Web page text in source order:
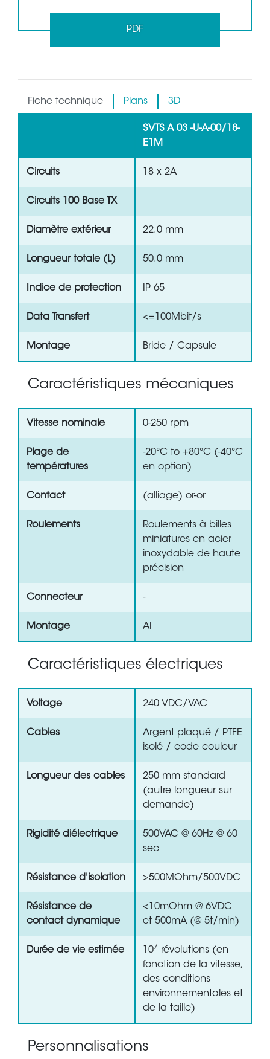
PDF
Fiche technique Plans 3D
SVTS A 03 -U-A-00/18-
E1M
Circuits 18 x 2A
Circuits 100 Base TX
Diamètre extérieur 22.0 mm
Longueur totale (L) 50.0 mm
Indice de protection IP 65
Data Transfert <=100Mbit/s
Montage Bride / Capsule
Caractéristiques mécaniques
Vitesse nominale 0-250 rpm
Plage de
températures
-20°C to +80°C (-40°C
en option)
Contact (alliage) or-or
Roulements
Roulements à billes
miniatures en acier
inoxydable de haute
précision
Connecteur -
Montage Al
Caractéristiques électriques
Voltage 240 VDC/VAC
Cables
Argent plaqué / PTFE
isolé / code couleur
Longueur des cables
250 mm standard
(autre longueur sur
demande)
Rigidité diélectrique
500VAC @ 60Hz @ 60
sec
Résistance d'isolation >500MOhm/500VDC
Résistance de
contact dynamique
<10mOhm @ 6VDC
et 500mA (@ 5t/min)
Durée de vie estimée 107 révolutions (en
fonction de la vitesse,
des conditions
environnementales et
de la taille)
Personnalisations